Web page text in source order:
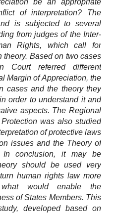
be an appropriate
of interpretation? The
is subjected to several
from judges of the Inter-
Rights, which call for
theory. Based on two cases
Court referred different
Margin of Appreciation, the
cases and the theory they
order to understand it and
aspects. The Regional
was also studied
of protective laws
issues and the Theory of
In conclusion, it may be
should be used very
human rights law more
would enable the
of States Members. This
developed based on